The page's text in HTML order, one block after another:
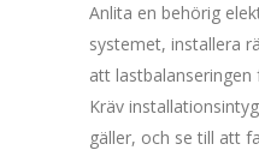
Anlita en behörig
systemet, installera
att lastbalanseringen
Kräv
gäller, och se till att